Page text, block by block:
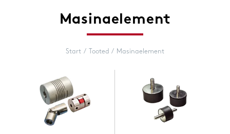
Masinaelement
Start Tooted Masinaelement